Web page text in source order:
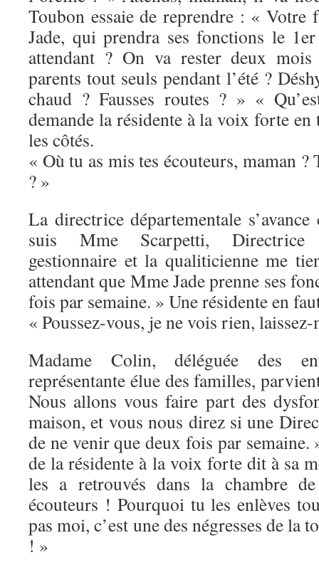
Toubon essaie de reprendre : «
Jade, qui prendra ses fonctions le
attendant ? On va rester deux
parents tout seuls pendant l’été ?
chaud ? Fausses routes ? » «
demande la résidente à la voix forte
les côtés.
« Où tu as mis tes écouteurs, maman ?
? »
La directrice départementale
suis Mme Scarpetti, Directrice
gestionnaire et la qualiticienne me
attendant que Mme Jade prenne ses
fois par semaine. » Une résidente en
« Poussez-vous, je ne vois rien,
Madame Colin, déléguée des
représentante élue des familles,
Nous allons vous faire part des
maison, et vous nous direz si une
de ne venir que deux fois par
de la résidente à la voix forte dit à sa
les a retrouvés dans la chambre
écouteurs ! Pourquoi tu les enlèves
pas moi, c’est une des négresses de la
! »